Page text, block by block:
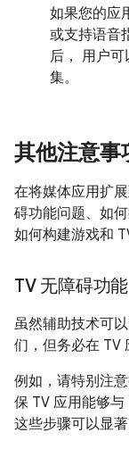
如果您的应
或支持语音
后， 用户可
集。
其他注意事
在将媒体应用扩
碍功能问题、如
如何构建游戏和
TV 无障碍功能
虽然辅助技术可
们，但务必在 TV
例如，请特别注
保 TV 应用能够与
这些步骤可以显